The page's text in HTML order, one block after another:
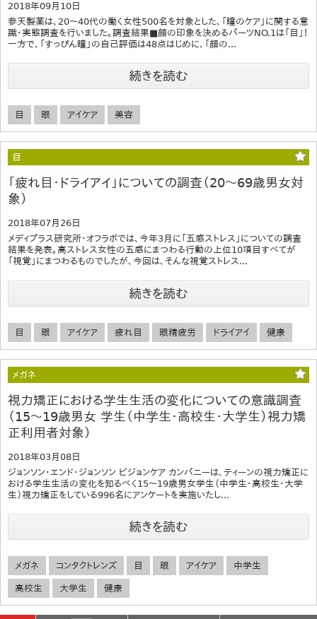
2018年09月10日
参天製薬は、20～40代の働く女性500名を対象とした、「瞳のケア」に関する意
識・実態調査を行いました。調査結果■顔の印象を決めるパーツNO.1は「目」！
一方で、「すっぴん瞳」の自己評価は48点はじめに、「顔の...
続きを読む
目 眼 アイケア 美容
目
「疲れ目・ドライアイ」についての調査（20～69歳男女対
象）
2018年07月26日
メディプラス研究所・オフラボでは、今年3月に「五感ストレス」についての調査
結果を発表。高ストレス女性の五感にまつわる行動の上位10項目すべてが
「視覚」にまつわるものでしたが、今回は、そんな視覚ストレス...
続きを読む
目 眼 アイケア 疲れ目 眼精疲労 ドライアイ 健康
メガネ
視力矯正における学生生活の変化についての意識調査
（15～19歳男女 学生（中学生・高校生・大学生）視力矯
正利用者対象）
2018年03月08日
ジョンソン・エンド・ジョンソン ビジョンケア カンパニーは、ティーンの視力矯正に
おける学生生活の変化を知るべく15～19歳男女学生（中学生・高校生・大学
生）視力矯正をしている996名にアンケートを実施いたし...
続きを読む
メガネ コンタクトレンズ 目 眼 アイケア 中学生
高校生 大学生 健康